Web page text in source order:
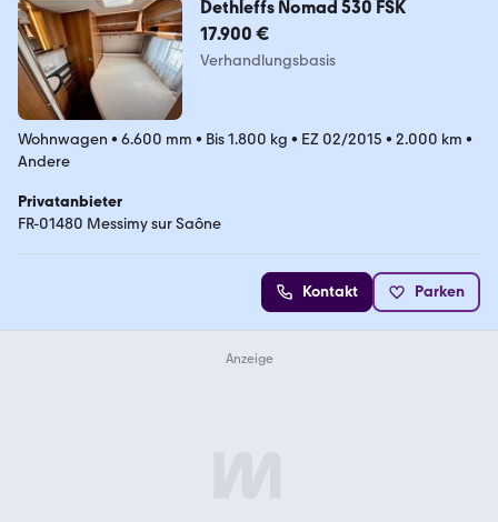
Dethleffs Nomad 530 FSK
17.900 €
Verhandlungsbasis
Wohnwagen • 6.600 mm • Bis 1.800 kg • EZ 02/2015 • 2.000 km •
Andere
Privatanbieter
FR-01480 Messimy sur Saône
Kontakt Parken